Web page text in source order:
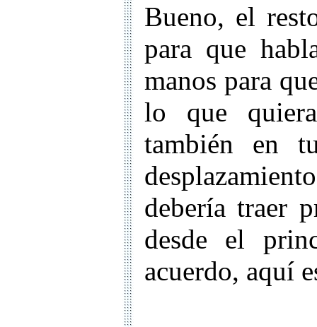
Bueno, el
para que
manos para
lo que
también en
debería traer
desde el
acuerdo, aquí